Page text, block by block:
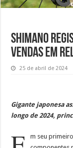
Shimano
vendas em
25 de abril de 2024
Gigante japonesa
longo de 2024,
m seu